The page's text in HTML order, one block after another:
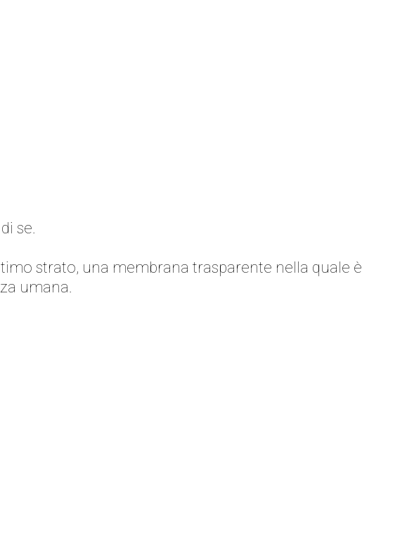
se.
strato, una membrana trasparente nella quale è
umana.